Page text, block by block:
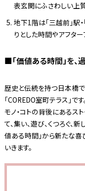
表玄関にふさわしい上
地下1階は「三越前」駅
りとした時間やアフタ
■「価値ある時間」を、
歴史と伝統を持つ日本橋で
「COREDO室町テラス」で
モノ・コトの背後にあるス
て、集い、遊び、くつろぐ、
値ある時間」から新たな喜
いきます。